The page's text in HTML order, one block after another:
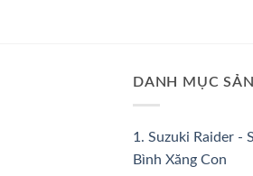
DANH MỤC
1. Suzuki Raider -
Bình Xăng Con